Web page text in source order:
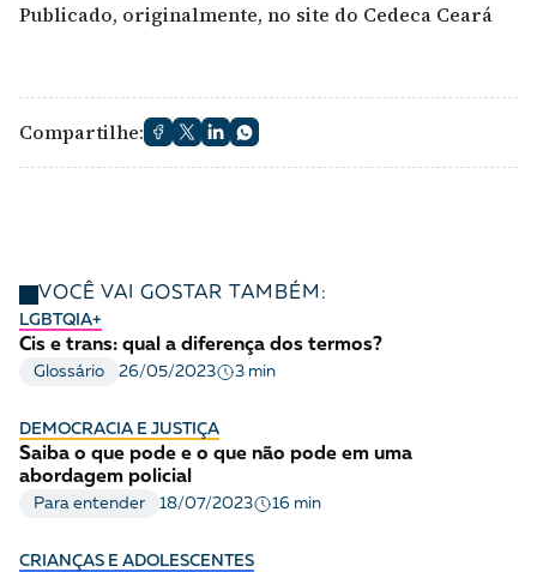
Publicado, originalmente, no site do Cedeca Ceará
Compartilhe:
VOCÊ VAI GOSTAR TAMBÉM:
LGBTQIA+
Cis e trans: qual a diferença dos termos?
Glossário 26/05/2023 3 min
DEMOCRACIA E JUSTIÇA
Saiba o que pode e o que não pode em uma
abordagem policial
Para entender 18/07/2023 16 min
CRIANÇAS E ADOLESCENTES